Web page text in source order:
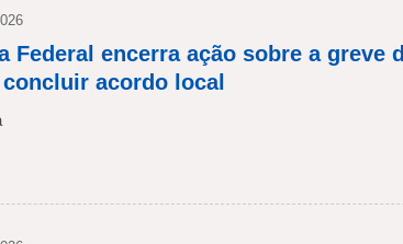
Federal encerra ação sobre a greve
concluir acordo local